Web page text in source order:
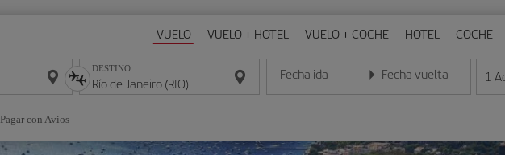
VUELO VUELO + HOTEL VUELO + COCHE HOTEL COCHE
DESTINO Fecha ida
Introduce la fecha en formato día/mes/año
Fecha vuelta
Introduce la fecha en 1
Pagar con Avios